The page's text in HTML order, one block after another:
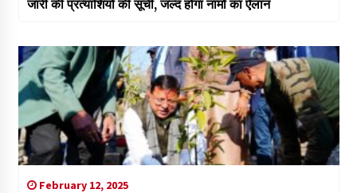
जारी की प्रत्याशियों की सूची, जल्द होगा नामों का ऐलान
February 12, 2025